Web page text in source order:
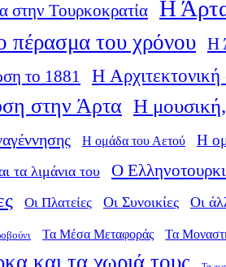
στην Τουρκοκρατία Η
του χρόνου Η
το 1881
Η
στην Άρτα Η μουσική,
Η ομάδα του Αετού Η
τα λιμάνια του Ο
Οι Πλατείες Οι Συνοικίες Οι
Τα Μέσα Μεταφοράς Τα
και τα χωριά τους